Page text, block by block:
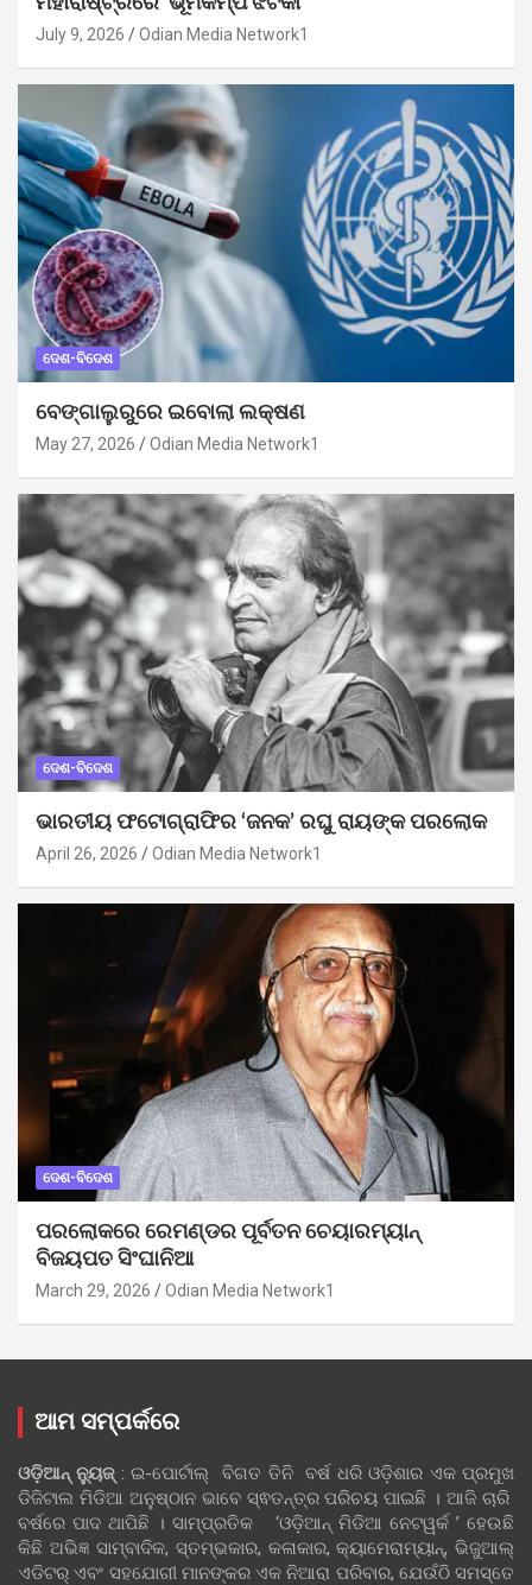
July 9, 2026 Odian Media Network1
ଦେଶ-ବିଦେଶ
ବେଙ୍ଗାଲୁରୁରେ ଇବୋଲା ଲକ୍ଷଣ
May 27, 2026 Odian Media Network1
ଦେଶ-ବିଦେଶ
ଭାରତୀୟ ଫଟୋଗ୍ରାଫିର ‘ଜନକ’ ରଘୁ ରାୟଙ୍କ ପରଲୋକ
April 26, 2026 Odian Media Network1
ଦେଶ-ବିଦେଶ
ପରଲୋକରେ ରେମଣ୍ଡର ପୂର୍ବତନ ଚେୟାରମ୍ୟାନ୍
ବିଜୟପତ ସିଂଘାନିଆ
March 29, 2026 Odian Media Network1
ଆମ ସମ୍ପର୍କରେ
ଓଡ଼ିଆନ୍‍ ନ୍ୟୁଜ୍‍: ଇ-ପୋର୍ଟାଲ୍ ବିଗତ ତିନି ବର୍ଷ ଧରି ଓଡ଼ିଶାର ଏକ ପ୍ରମୁଖ
ଡିଜିଟାଲ ମିଡିଆ ଅନୁଷ୍ଠାନ ଭାବେ ସ୍ଵତନ୍ତ୍ର ପରିଚୟ ପାଇଛି । ଆଜି ଚାରି
ବର୍ଷରେ ପାଦ ଥାପିଛି । ସାମ୍ପ୍ରତିକ ‘ଓଡ଼ିଆନ୍‍ ମିଡିଆ ନେଟୱର୍କ ’ ହେଉଛି
କିଛି ଅଭିଜ୍ଞ ସାମ୍ବାଦିକ, ସ୍ତମ୍ଭକାର, କଳାକାର, କ୍ୟାମେରାମ୍ୟାନ୍, ଭିଜୁଆଲ୍
ଏଡିଟର୍ ଏବଂ ସହଯୋଗୀ ମାନଙ୍କର ଏକ ନିଆରା ପରିବାର, ଯେଉଁଠି ସମସ୍ତେ